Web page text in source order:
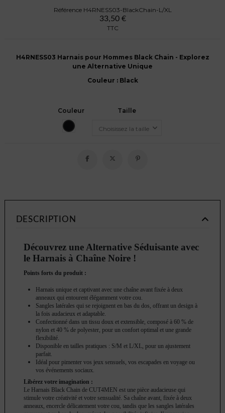
Référence H4RNESS03-BlackChain-L/XL
33,50 €
TTC
H4RNESS03 Harnais pour Hommes Black Chain - Explorez
une Alternative Unique
Couleur : Black
Couleur
Black
Taille
DESCRIPTION
Découvrez une Alternative Séduisante avec
le Harnais à Chaîne Noire !
Points forts du produit :
Harnais unique et captivant avec une chaîne avant fixée à deux
anneaux qui entourent élégamment votre cou.
Sangles latérales qui se rejoignent en bas du dos, offrant un design à
la fois audacieux et adaptable.
Confectionné dans un tissu doux et extensible, composé à 60 % de
nylon et 40 % de polyester, pour un confort optimal et une grande
flexibilité.
Disponible en tailles pratiques : S/M et L/XL, pour un ajustement
parfait.
Idéal pour pimenter vos jeux sensuels, vos escapades en voyage ou
vos événements sociaux.
Libérez votre imagination :
Le Harnais Black Chain de CUT4MEN est une pièce audacieuse qui
stimule votre créativité et votre sensualité. Sa chaîne avant, fixée à deux
anneaux, encercle délicatement votre cou, tandis que les sangles latérales